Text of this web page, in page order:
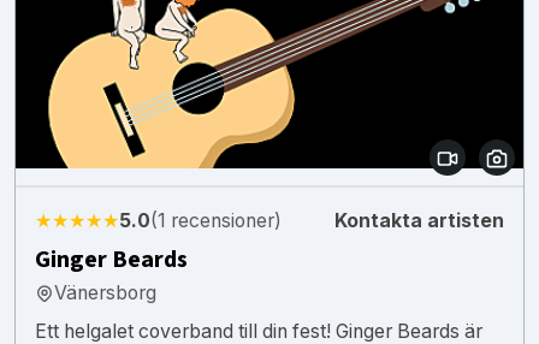
★★★★★5.0(1 recensioner) Kontakta artisten
Ginger Beards
Vänersborg
Ett helgalet coverband till din fest! Ginger Beards är